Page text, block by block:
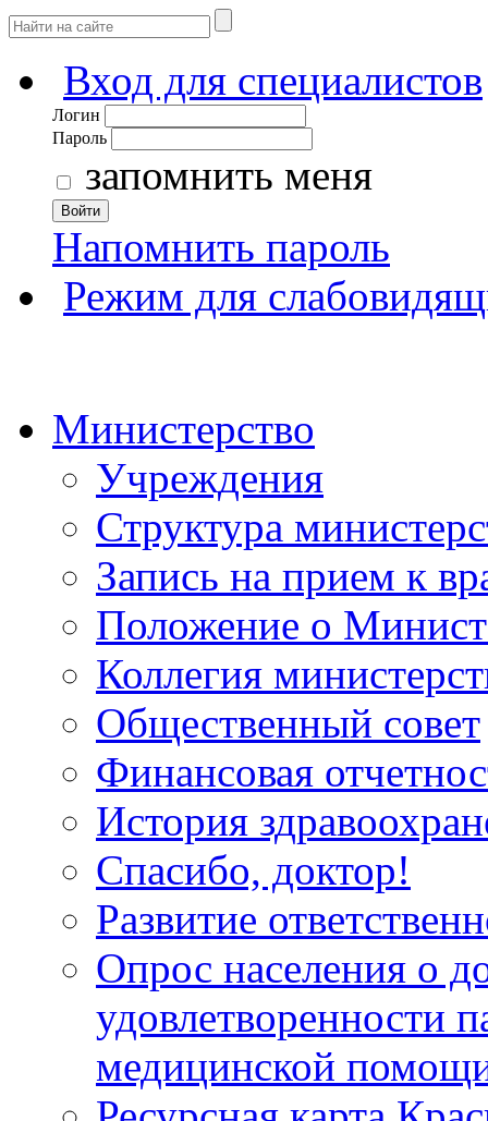
Вход для специалистов
Логин
Пароль
запомнить меня
Войти
Напомнить пароль
Режим для
Министерство
Учреждения
Структура
Запись на прием к
Положение о
Коллегия
Общественный совет
Финансовая
История
Спасибо, доктор!
Развитие
Опрос населения о
удовлетворенности
медицинской